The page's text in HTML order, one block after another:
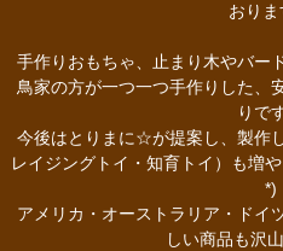
おりま
手作りおもちゃ、止まり木やバー
鳥家の方が一つ一つ手作りした、
りで
今後はとりまに☆が提案し、製作
レイジングトイ・知育トイ）も増
*)
アメリカ・オーストラリア・ドイ
しい商品も沢